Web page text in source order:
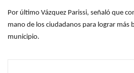
Por último Vázquez Parissi, señaló que
mano de los ciudadanos para lograr más
municipio.